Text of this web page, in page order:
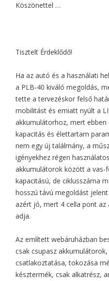
Köszönettel …
Tisztelt Érdeklődő!
Ha az autó és a használati
a PLB-40 kiváló megoldás,
tette a tervezéskor felső
mobilitást és emiatt nyúlt a
akkumulátorhoz, mert ebben
kapacitás és élettartam
nem egy új találmány, a
igényekhez régen
akkumulátorok között a vas-
kapacitású, de ciklusszáma
hosszú távú megoldást
azért jó, mert 4 cella pont
adja.
Az említett webáruházban
csak csupasz
csatlakoztatása, tokozása
késztermék, csak alkatrész,